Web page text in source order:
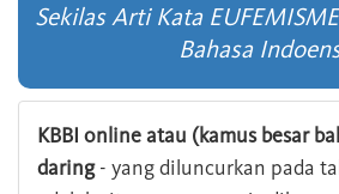
Sekilas Arti Kata
Bahasa
KBBI online atau (kamus besar
daring- yang diluncurkan pada